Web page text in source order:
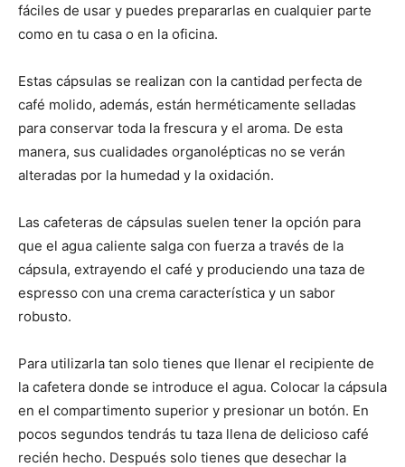
fáciles de usar y puedes prepararlas en cualquier parte
como en tu casa o en la oficina.
Estas cápsulas se realizan con la cantidad perfecta de
café molido, además, están herméticamente selladas
para conservar toda la frescura y el aroma. De esta
manera, sus cualidades organolépticas no se verán
alteradas por la humedad y la oxidación.
Las cafeteras de cápsulas suelen tener la opción para
que el agua caliente salga con fuerza a través de la
cápsula, extrayendo el café y produciendo una taza de
espresso con una crema característica y un sabor
robusto.
Para utilizarla tan solo tienes que llenar el recipiente de
la cafetera donde se introduce el agua. Colocar la cápsula
en el compartimento superior y presionar un botón. En
pocos segundos tendrás tu taza llena de delicioso café
recién hecho. Después solo tienes que desechar la